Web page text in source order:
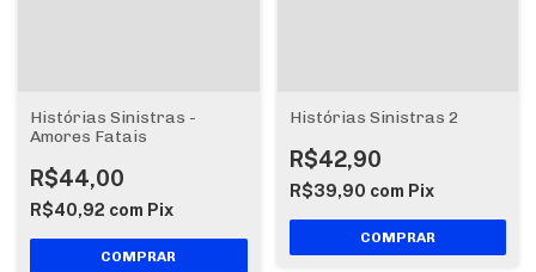
Histórias Sinistras -
Amores Fatais
R$44,00
R$40,92 com Pix
Histórias Sinistras 2
R$42,90
R$39,90 com Pix